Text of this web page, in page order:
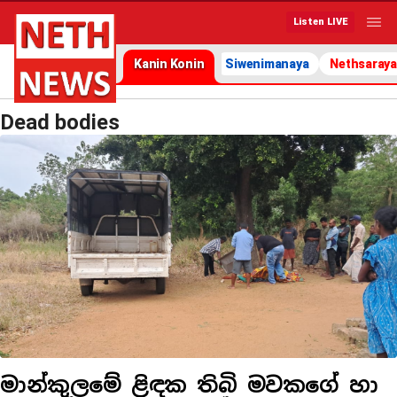
Listen LIVE
Kanin Konin Siwenimanaya Nethsaraya
Dead bodies
මාන්කුලමේ ළිඳක තිබි මවකගේ හා